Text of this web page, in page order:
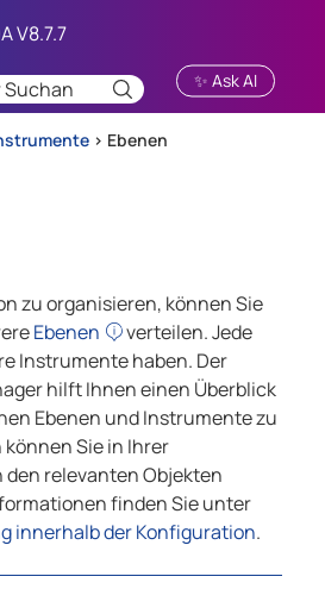
Hauptinhalt springen
✨ Ask AI
> Ebenen
zu organisieren, können Sie
Ebenen
verteilen. Jede
Instrumente haben. Der
hilft Ihnen einen Überblick
Ebenen und Instrumente zu
Sie in Ihrer
relevanten Objekten
finden Sie unter
innerhalb der Konfiguration.